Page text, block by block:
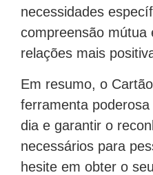
necessidades
compreensão mútua
relações mais
Em resumo, o
ferramenta
dia e garantir o
necessários para
hesite em obter o